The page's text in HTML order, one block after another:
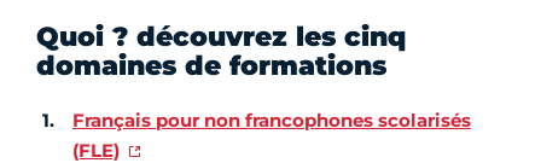
Quoi ? découvrez les cinq
domaines de formations
Français pour non francophones scolarisés
(FLE)